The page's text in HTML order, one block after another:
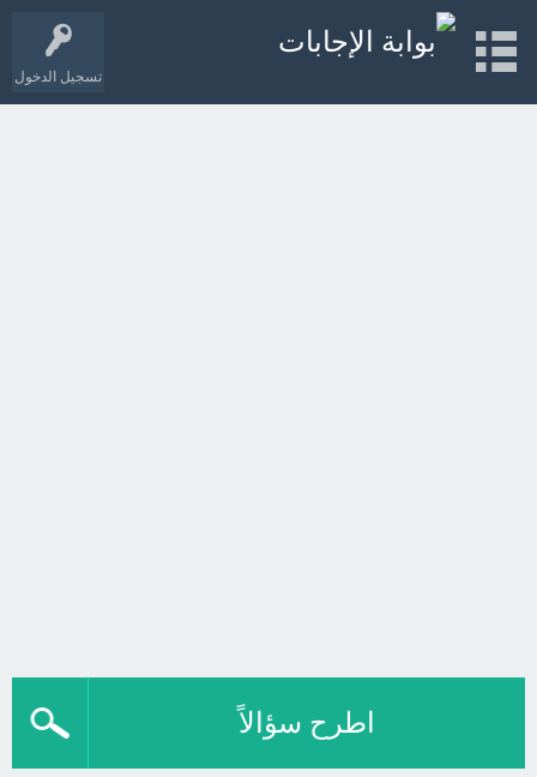
تسجيل الدخول
اطرح سؤالاً